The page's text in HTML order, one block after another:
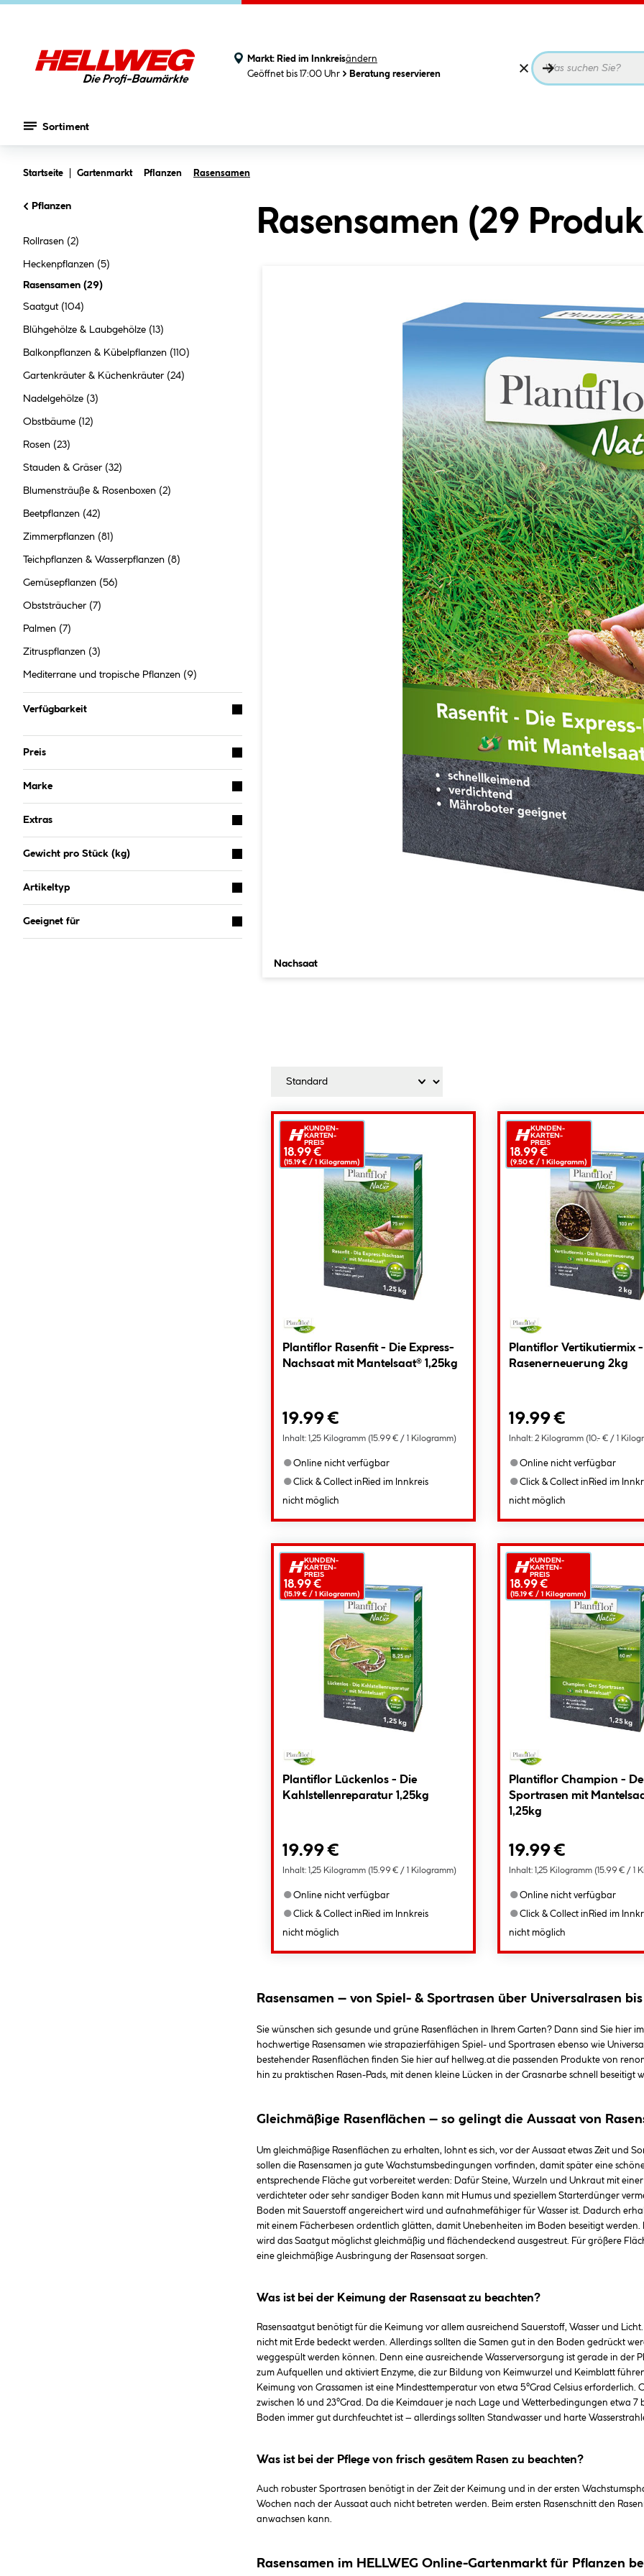
Markt: Ried im Innkreisändern
Geöffnet bis 17:00 Uhr
Beratung reservieren
Sortiment
Startseite Gartenmarkt Pflanzen Rasensamen
Pflanzen
Rollrasen (2)
Heckenpflanzen (5)
Rasensamen (29)
Saatgut (104)
Blühgehölze & Laubgehölze (13)
Balkonpflanzen & Kübelpflanzen (110)
Gartenkräuter & Küchenkräuter (24)
Nadelgehölze (3)
Obstbäume (12)
Rosen (23)
Stauden & Gräser (32)
Blumensträuße & Rosenboxen (2)
Beetpflanzen (42)
Zimmerpflanzen (81)
Teichpflanzen & Wasserpflanzen (8)
Gemüsepflanzen (56)
Obststräucher (7)
Palmen (7)
Zitruspflanzen (3)
Mediterrane und tropische Pflanzen (9)
Verfügbarkeit
Preis
Marke
Extras
Gewicht pro Stück (kg)
Artikeltyp
Geeignet für
Rasensamen (29
Nachsaat
KUNDEN-
KARTEN-
PREIS
18.99 €
(15.19 € / 1 Kilogramm)
Plantiflor Rasenfit - Die Express-
Nachsaat mit Mantelsaat® 1,25kg
19.99 €
Inhalt: 1,25 Kilogramm (15.99 € / 1 Kilogramm)
●Online nicht verfügbar
●Click & Collect in Ried im Innkreis
nicht möglich
KUNDEN-
KARTEN-
PREIS
18.99 €
(9.50 € / 1 Kilogramm)
Plantiflor Vertikutiermix -
Rasenerneuerung 2kg
19.99 €
Inhalt: 2 Kilogramm (10.- € / 1
●Online nicht verfügbar
●Click & Collect in Ried im
nicht möglich
KUNDEN-
KARTEN-
PREIS
18.99 €
(15.19 € / 1 Kilogramm)
Plantiflor Lückenlos - Die
Kahlstellenreparatur 1,25kg
19.99 €
Inhalt: 1,25 Kilogramm (15.99 € / 1 Kilogramm)
●Online nicht verfügbar
●Click & Collect in Ried im Innkreis
nicht möglich
KUNDEN-
KARTEN-
PREIS
18.99 €
(15.19 € / 1 Kilogramm)
Plantiflor Champion -
Sportrasen mit
1,25kg
19.99 €
Inhalt: 1,25 Kilogramm (15.99 € / 1
●Online nicht verfügbar
●Click & Collect in Ried im
nicht möglich
Rasensamen – von Spiel- & Sportrasen über Universalrasen
Sie wünschen sich gesunde und grüne Rasenflächen in Ihrem Garten? Dann sind Sie hier
hochwertige Rasensamen wie strapazierfähigen Spiel- und Sportrasen ebenso wie
bestehender Rasenflächen finden Sie hier auf hellweg.at die passenden Produkte von
hin zu praktischen Rasen-Pads, mit denen kleine Lücken in der Grasnarbe schnell beseitigt
Gleichmäßige Rasenflächen – so gelingt die Aussaat von
Um gleichmäßige Rasenflächen zu erhalten, lohnt es sich, vor der Aussaat etwas Zeit und
sollen die Rasensamen ja gute Wachstumsbedingungen vorfinden, damit später eine
entsprechende Fläche gut vorbereitet werden: Dafür Steine, Wurzeln und Unkraut mit
verdichteter oder sehr sandiger Boden kann mit Humus und speziellem Starterdünger
Boden mit Sauerstoff angereichert wird und aufnahmefähiger für Wasser ist. Dadurch
mit einem Fächerbesen ordentlich glätten, damit Unebenheiten im Boden beseitigt
wird das Saatgut möglichst gleichmäßig und flächendeckend ausgestreut. Für größere
eine gleichmäßige Ausbringung der Rasensaat sorgen.
Was ist bei der Keimung der Rasensaat zu beachten?
Rasensaatgut benötigt für die Keimung vor allem ausreichend Sauerstoff, Wasser und
nicht mit Erde bedeckt werden. Allerdings sollten die Samen gut in den Boden gedrückt
weggespült werden können. Denn eine ausreichende Wasserversorgung ist gerade in der
zum Aufquellen und aktiviert Enzyme, die zur Bildung von Keimwurzel und Keimblatt
Keimung von Grassamen ist eine Mindesttemperatur von etwa 5°Grad Celsius
zwischen 16 und 23°Grad. Da die Keimdauer je nach Lage und Wetterbedingungen etwa
Boden immer gut durchfeuchtet ist – allerdings sollten Standwasser und harte
Was ist bei der Pflege von frisch gesätem Rasen zu beachten?
Auch robuster Sportrasen benötigt in der Zeit der Keimung und in der ersten
Wochen nach der Aussaat auch nicht betreten werden. Beim ersten Rasenschnitt den
anwachsen kann.
Rasensamen im HELLWEG Online-Gartenmarkt für Pflanzen